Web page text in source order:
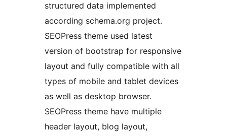
structured data implemented
according schema.org project.
SEOPress theme used latest
version of bootstrap for responsive
layout and fully compatible with all
types of mobile and tablet devices
as well as desktop browser.
SEOPress theme have multiple
header layout, blog layout,